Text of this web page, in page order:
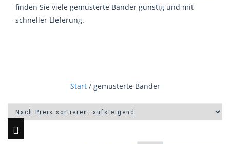
finden Sie viele gemusterte Bänder günstig und mit
schneller LIeferung.
Start/ gemusterte Bänder